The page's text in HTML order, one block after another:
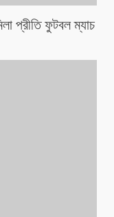
প্রীতি ফুটবল ম্যাচ